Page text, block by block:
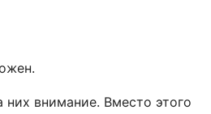
них внимание. Вместо этого